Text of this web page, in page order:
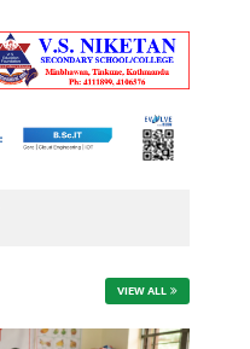
VIEW ALL